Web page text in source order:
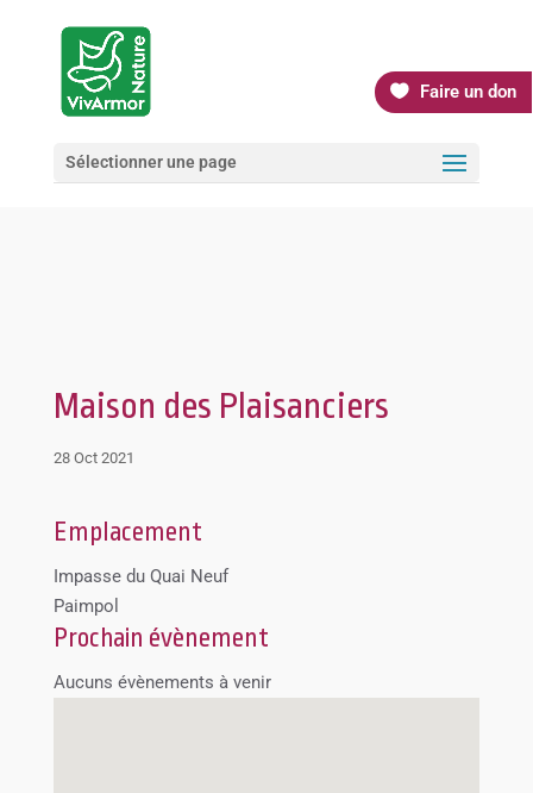
Faire un don
Sélectionner une page
Maison des Plaisanciers
28 Oct 2021
Emplacement
Impasse du Quai Neuf
Paimpol
Prochain évènement
Aucuns évènements à venir